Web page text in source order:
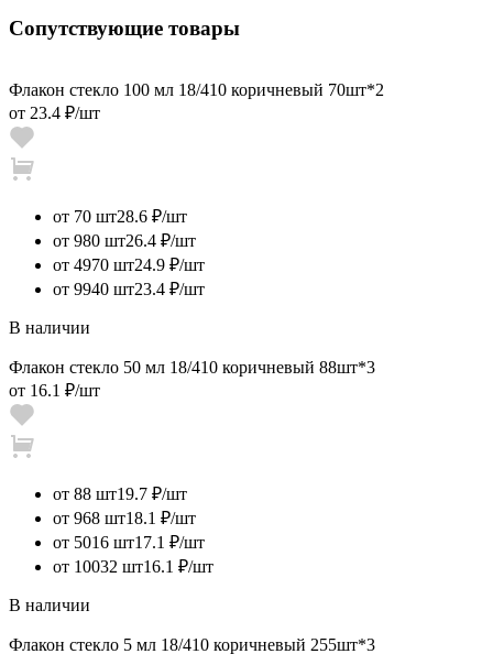
Сопутствующие товары
Флакон стекло 100 мл 18/410 коричневый 70шт*2
от 23.4 ₽/шт
от 70 шт28.6 ₽/шт
от 980 шт26.4 ₽/шт
от 4970 шт24.9 ₽/шт
от 9940 шт23.4 ₽/шт
В наличии
Флакон стекло 50 мл 18/410 коричневый 88шт*3
от 16.1 ₽/шт
от 88 шт19.7 ₽/шт
от 968 шт18.1 ₽/шт
от 5016 шт17.1 ₽/шт
от 10032 шт16.1 ₽/шт
В наличии
Флакон стекло 5 мл 18/410 коричневый 255шт*3